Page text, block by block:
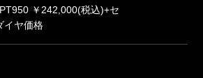
￥242,000(税込)+セ
イヤ価格